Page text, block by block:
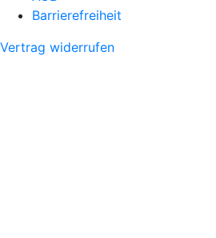
Barrierefreiheit
Vertrag widerrufen